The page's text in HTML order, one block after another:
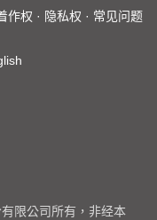
作权 · 隐私权 · 常见问题
限公司所有，非经本